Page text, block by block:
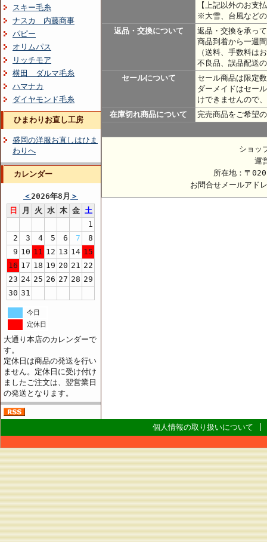
スキー毛糸
ナスカ 内藤商事
パピー
オリムパス
リッチモア
横田 ダルマ毛糸
ハマナカ
ダイヤモンド毛糸
ひまわりお直し工房
盛岡の洋服お直しはひま
わりへ
カレンダー
＜2026年8月 ＞
日
月 火 水 木 金 土
1
2
3 4 5 6 7
8
9 10 11 12 13 14 15
16 17 18 19 20 21 22
23 24 25 26 27 28 29
30 31
今日
定休日
大通り本店のカレンダーで
す。
定休日は商品の発送を行い
ません。定休日に受け付け
ましたご注文は、翌営業日
の発送となります。
【上記以外のお支
※大雪、台風など
返品・交換について
返品・交換を承っ
商品到着から一週
（送料、手数料は
不良品、誤品配送
セールについて
セール商品は限定
ダーメイドはセー
けできませんので
在庫切れ商品について
完売商品をご希望
ショッ
運
所在地：〒
お問合せメールアド
個人情報の取り扱いについて